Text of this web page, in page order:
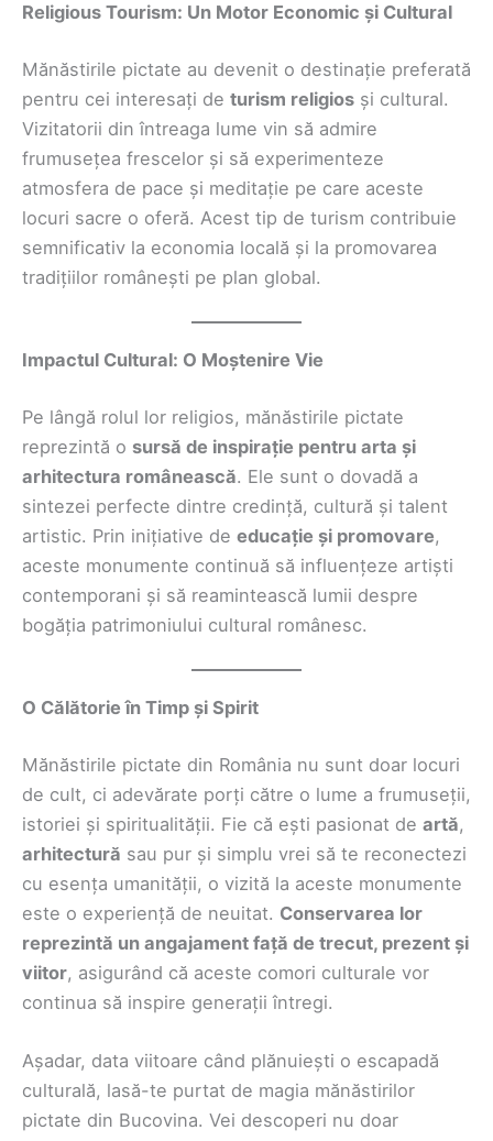
Religious Tourism: Un Motor Economic și Cultural
Mănăstirile pictate au devenit o destinație preferată
pentru cei interesați de turism religios și cultural.
Vizitatorii din întreaga lume vin să admire
frumusețea frescelor și să experimenteze
atmosfera de pace și meditație pe care aceste
locuri sacre o oferă. Acest tip de turism contribuie
semnificativ la economia locală și la promovarea
tradițiilor românești pe plan global.
Impactul Cultural: O Moștenire Vie
Pe lângă rolul lor religios, mănăstirile pictate
reprezintă o sursă de inspirație pentru arta și
arhitectura românească. Ele sunt o dovadă a
sintezei perfecte dintre credință, cultură și talent
artistic. Prin inițiative de educație și promovare,
aceste monumente continuă să influențeze artiști
contemporani și să reamintească lumii despre
bogăția patrimoniului cultural românesc.
O Călătorie în Timp și Spirit
Mănăstirile pictate din România nu sunt doar locuri
de cult, ci adevărate porți către o lume a frumuseții,
istoriei și spiritualității. Fie că ești pasionat de artă,
arhitectură sau pur și simplu vrei să te reconectezi
cu esența umanității, o vizită la aceste monumente
este o experiență de neuitat. Conservarea lor
reprezintă un angajament față de trecut, prezent și
viitor, asigurând că aceste comori culturale vor
continua să inspire generații întregi.
Așadar, data viitoare când plănuiești o escapadă
culturală, lasă-te purtat de magia mănăstirilor
pictate din Bucovina. Vei descoperi nu doar